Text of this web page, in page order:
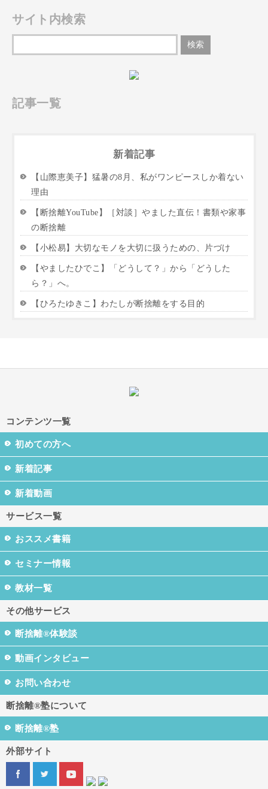
サイト内検索
記事一覧
新着記事
【山際恵美子】猛暑の8月、私がワンピースしか着ない
理由
【断捨離YouTube】［対談］やました直伝！書類や家事
の断捨離
【小松易】大切なモノを大切に扱うための、片づけ
【やましたひでこ】「どうして？」から「どうした
ら？」へ。
【ひろたゆきこ】わたしが断捨離をする目的
コンテンツ一覧
初めての方へ
新着記事
新着動画
サービス一覧
おススメ書籍
セミナー情報
教材一覧
その他サービス
断捨離®体験談
動画インタビュー
お問い合わせ
断捨離®塾について
断捨離®塾
外部サイト